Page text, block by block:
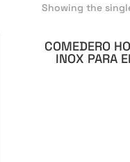
Showing the
COMEDERO
INOX PARA